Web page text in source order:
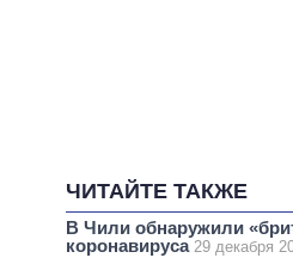
ЧИТАЙТЕ ТАКЖЕ
В Чили обнаружили
коронавируса 29 декабря